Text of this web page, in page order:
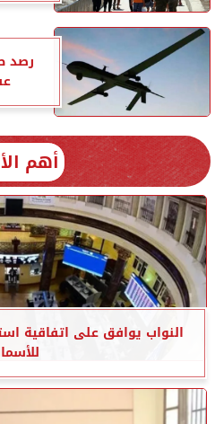
رصد
أهم
النواب يوافق على اتفاقية